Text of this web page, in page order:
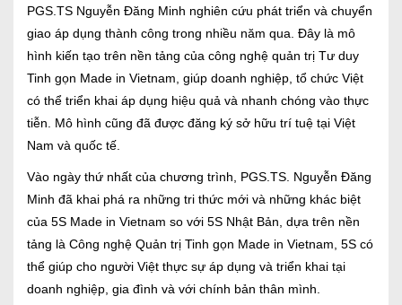
PGS.TS Nguyễn Đăng Minh nghiên cứu phát triển và chuyển
giao áp dụng thành công trong nhiều năm qua. Đây là mô
hình kiến tạo trên nền tảng của công nghệ quản trị Tư duy
Tinh gọn Made in Vietnam, giúp doanh nghiệp, tổ chức Việt
có thể triển khai áp dụng hiệu quả và nhanh chóng vào thực
tiễn. Mô hình cũng đã được đăng ký sở hữu trí tuệ tại Việt
Nam và quốc tế.
Vào ngày thứ nhất của chương trình, PGS.TS. Nguyễn Đăng
Minh đã khai phá ra những tri thức mới và những khác biệt
của 5S Made in Vietnam so với 5S Nhật Bản, dựa trên nền
tảng là Công nghệ Quản trị Tinh gọn Made in Vietnam, 5S có
thể giúp cho người Việt thực sự áp dụng và triển khai tại
doanh nghiệp, gia đình và với chính bản thân mình.